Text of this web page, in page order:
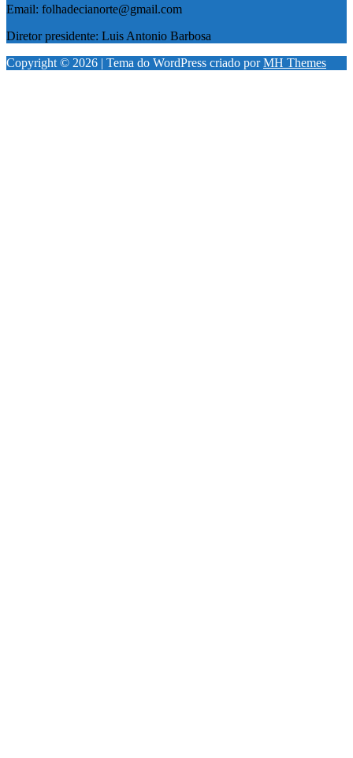
Email: folhadecianorte@gmail.com
Diretor presidente: Luis Antonio Barbosa
Copyright © 2026 | Tema do WordPress criado porMH Themes